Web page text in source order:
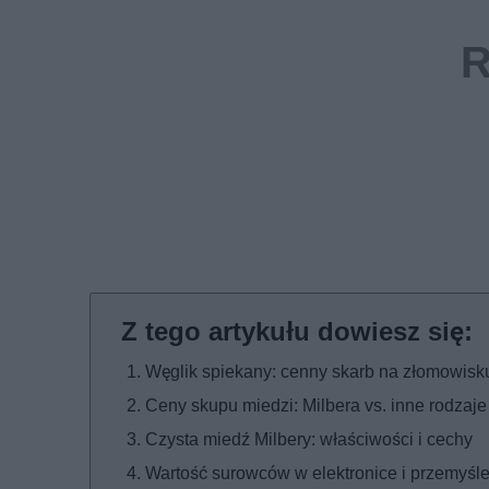
Węglik spiekany: cenny skarb na
Ceny skupu miedzi: Milbera vs. inne rodzaje
Czysta miedź Milbery: właściwości i cechy
Wartość surowców w elektronice i przemyśle